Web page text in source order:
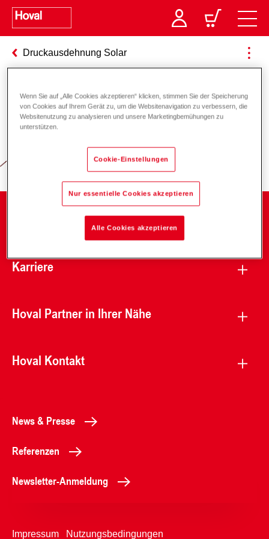
Druckausdehnung Solar
Verantwortung für Energie und
Karriere
Hoval Partner in Ihrer Nähe
Hoval Kontakt
News & Presse
Referenzen
Newsletter-Anmeldung
Impressum Nutzungsbedingungen
Wenn Sie auf „Alle Cookies akzeptieren“ klicken, stimmen Sie der Speicherung
von Cookies auf Ihrem Gerät zu, um die Websitenavigation zu verbessern, die
Websitenutzung zu analysieren und unsere Marketingbemühungen zu
unterstützen.
Cookie-Einstellungen
Nur essentielle Cookies akzeptieren
Alle Cookies akzeptieren